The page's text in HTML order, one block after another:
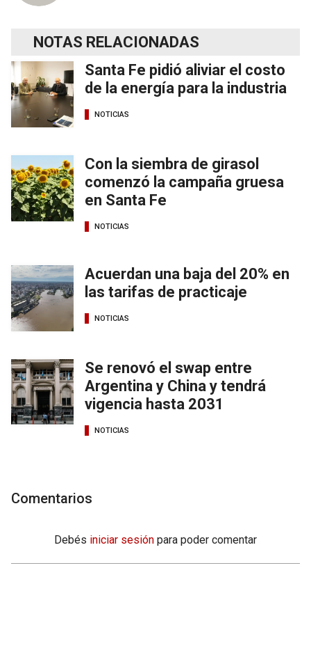
NOTAS RELACIONADAS
Santa Fe pidió aliviar el costo
de la energía para la industria
NOTICIAS
Con la siembra de girasol
comenzó la campaña gruesa
en Santa Fe
NOTICIAS
Acuerdan una baja del 20% en
las tarifas de practicaje
NOTICIAS
Se renovó el swap entre
Argentina y China y tendrá
vigencia hasta 2031
NOTICIAS
Comentarios
Debés iniciar sesión para poder comentar